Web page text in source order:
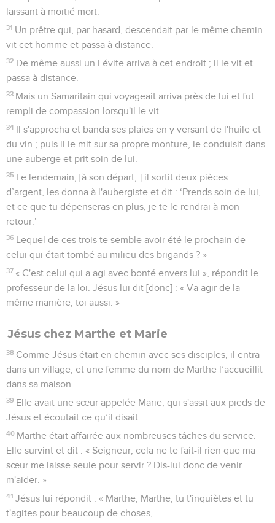
laissant à moitié mort.
31 Un prêtre qui, par hasard, descendait par le même chemin
vit cet homme et passa à distance.
32 De même aussi un Lévite arriva à cet endroit ; il le vit et
passa à distance.
33 Mais un Samaritain qui voyageait arriva près de lui et fut
rempli de compassion lorsqu'il le vit.
34 Il s'approcha et banda ses plaies en y versant de l'huile et
du vin ; puis il le mit sur sa propre monture, le conduisit dans
une auberge et prit soin de lui.
35 Le lendemain, [à son départ, ] il sortit deux pièces
d’argent, les donna à l'aubergiste et dit : ‘Prends soin de lui,
et ce que tu dépenseras en plus, je te le rendrai à mon
retour.’
36 Lequel de ces trois te semble avoir été le prochain de
celui qui était tombé au milieu des brigands ? »
37 « C'est celui qui a agi avec bonté envers lui », répondit le
professeur de la loi. Jésus lui dit [donc] : « Va agir de la
même manière, toi aussi. »
Jésus chez Marthe et Marie
38 Comme Jésus était en chemin avec ses disciples, il entra
dans un village, et une femme du nom de Marthe l’accueillit
dans sa maison.
39 Elle avait une sœur appelée Marie, qui s'assit aux pieds de
Jésus et écoutait ce qu’il disait.
40 Marthe était affairée aux nombreuses tâches du service.
Elle survint et dit : « Seigneur, cela ne te fait-il rien que ma
sœur me laisse seule pour servir ? Dis-lui donc de venir
m'aider. »
41 Jésus lui répondit : « Marthe, Marthe, tu t'inquiètes et tu
t'agites pour beaucoup de choses,